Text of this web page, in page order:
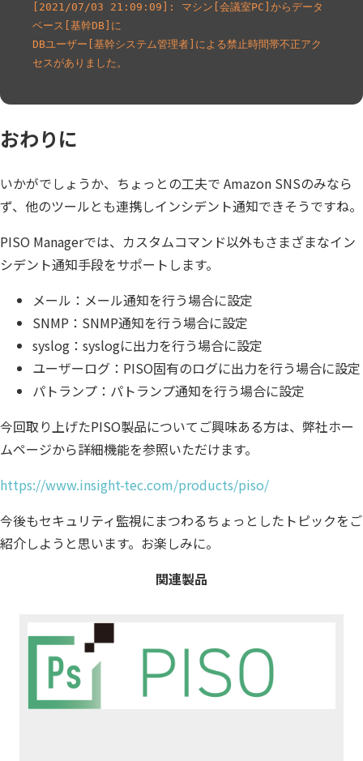
[2021/07/03 21:09:09]: マシン[会議室PC]からデータ
ベース[基幹DB]に
DBユーザー[基幹システム管理者]による禁止時間帯不正アク
セスがありました。
おわりに
いかがでしょうか、ちょっとの工夫で Amazon SNSのみなら
ず、他のツールとも連携しインシデント通知できそうですね。
PISO Managerでは、カスタムコマンド以外もさまざまなイン
シデント通知手段をサポートします。
メール：メール通知を行う場合に設定
SNMP：SNMP通知を行う場合に設定
syslog：syslogに出力を行う場合に設定
ユーザーログ：PISO固有のログに出力を行う場合に設定
パトランプ：パトランプ通知を行う場合に設定
今回取り上げたPISO製品についてご興味ある方は、弊社ホー
ムページから詳細機能を参照いただけます。
https://www.insight-tec.com/products/piso/
今後もセキュリティ監視にまつわるちょっとしたトピックをご
紹介しようと思います。お楽しみに。
関連製品